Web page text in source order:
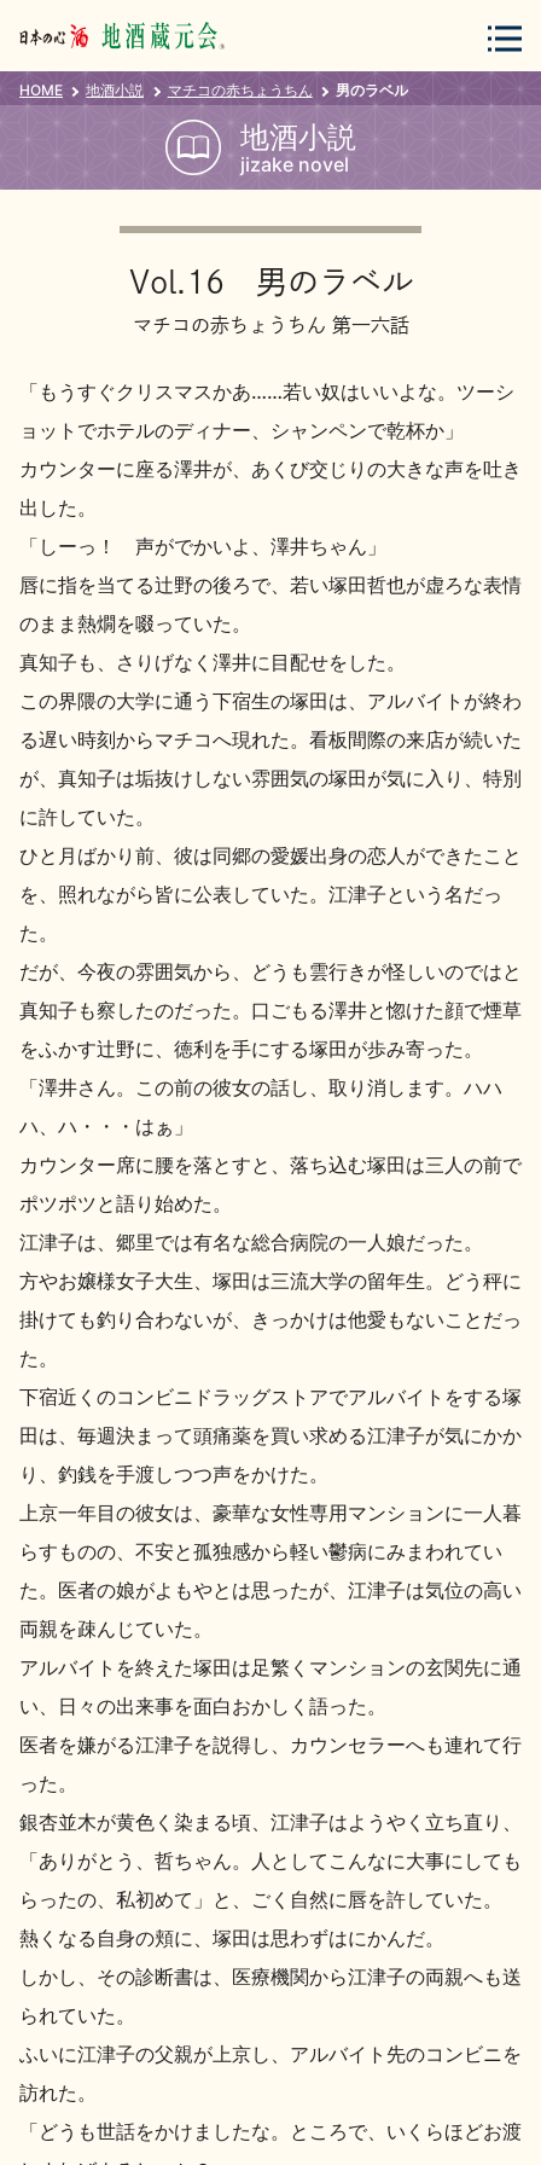
会員登録 ログイン
地酒用語集
歳時記
地酒川柳
日本酒の楽しみ方特集
地酒・イベント情報
イベント情報TOP
季節の商品 イベント情報
地酒蔵元会WEB展示会
美味しい地酒の選び方
HOME 地酒小説 マチコの赤ちょうちん 男のラベル
地酒小説
jizake novel
Vol.16 男のラベル
マチコの赤ちょうちん 第一六話
「もうすぐクリスマスかあ……若い奴はいいよな。ツーシ
ョットでホテルのディナー、シャンペンで乾杯か」
カウンターに座る澤井が、あくび交じりの大きな声を吐き
出した。
「しーっ！ 声がでかいよ、澤井ちゃん」
唇に指を当てる辻野の後ろで、若い塚田哲也が虚ろな表情
のまま熱燗を啜っていた。
真知子も、さりげなく澤井に目配せをした。
この界隈の大学に通う下宿生の塚田は、アルバイトが終わ
る遅い時刻からマチコへ現れた。看板間際の来店が続いた
が、真知子は垢抜けしない雰囲気の塚田が気に入り、特別
に許していた。
ひと月ばかり前、彼は同郷の愛媛出身の恋人ができたこと
を、照れながら皆に公表していた。江津子という名だっ
た。
だが、今夜の雰囲気から、どうも雲行きが怪しいのではと
真知子も察したのだった。口ごもる澤井と惚けた顔で煙草
をふかす辻野に、徳利を手にする塚田が歩み寄った。
「澤井さん。この前の彼女の話し、取り消します。ハハ
ハ、ハ・・・はぁ」
カウンター席に腰を落とすと、落ち込む塚田は三人の前で
ポツポツと語り始めた。
江津子は、郷里では有名な総合病院の一人娘だった。
方やお嬢様女子大生、塚田は三流大学の留年生。どう秤に
掛けても釣り合わないが、きっかけは他愛もないことだっ
た。
下宿近くのコンビニドラッグストアでアルバイトをする塚
田は、毎週決まって頭痛薬を買い求める江津子が気にかか
り、釣銭を手渡しつつ声をかけた。
上京一年目の彼女は、豪華な女性専用マンションに一人暮
らすものの、不安と孤独感から軽い鬱病にみまわれてい
た。医者の娘がよもやとは思ったが、江津子は気位の高い
両親を疎んじていた。
アルバイトを終えた塚田は足繁くマンションの玄関先に通
い、日々の出来事を面白おかしく語った。
医者を嫌がる江津子を説得し、カウンセラーへも連れて行
った。
銀杏並木が黄色く染まる頃、江津子はようやく立ち直り、
「ありがとう、哲ちゃん。人としてこんなに大事にしても
らったの、私初めて」と、ごく自然に唇を許していた。
熱くなる自身の頬に、塚田は思わずはにかんだ。
しかし、その診断書は、医療機関から江津子の両親へも送
られていた。
ふいに江津子の父親が上京し、アルバイト先のコンビニを
訪れた。
「どうも世話をかけましたな。ところで、いくらほどお渡